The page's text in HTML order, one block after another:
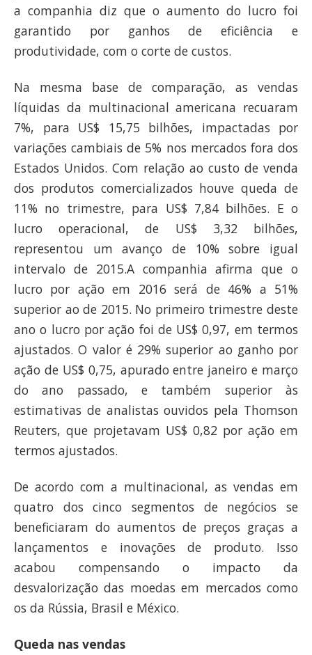
a companhia diz que o aumento do lucro foi
garantido por ganhos de eficiência e
produtividade, com o corte de custos.
Na mesma base de comparação, as vendas
líquidas da multinacional americana recuaram
7%, para US$ 15,75 bilhões, impactadas por
variações cambiais de 5% nos mercados fora dos
Estados Unidos. Com relação ao custo de venda
dos produtos comercializados houve queda de
11% no trimestre, para US$ 7,84 bilhões. E o
lucro operacional, de US$ 3,32 bilhões,
representou um avanço de 10% sobre igual
intervalo de 2015.A companhia afirma que o
lucro por ação em 2016 será de 46% a 51%
superior ao de 2015. No primeiro trimestre deste
ano o lucro por ação foi de US$ 0,97, em termos
ajustados. O valor é 29% superior ao ganho por
ação de US$ 0,75, apurado entre janeiro e março
do ano passado, e também superior às
estimativas de analistas ouvidos pela Thomson
Reuters, que projetavam US$ 0,82 por ação em
termos ajustados.
De acordo com a multinacional, as vendas em
quatro dos cinco segmentos de negócios se
beneficiaram do aumentos de preços graças a
lançamentos e inovações de produto. Isso
acabou compensando o impacto da
desvalorização das moedas em mercados como
os da Rússia, Brasil e México.
Queda nas vendas